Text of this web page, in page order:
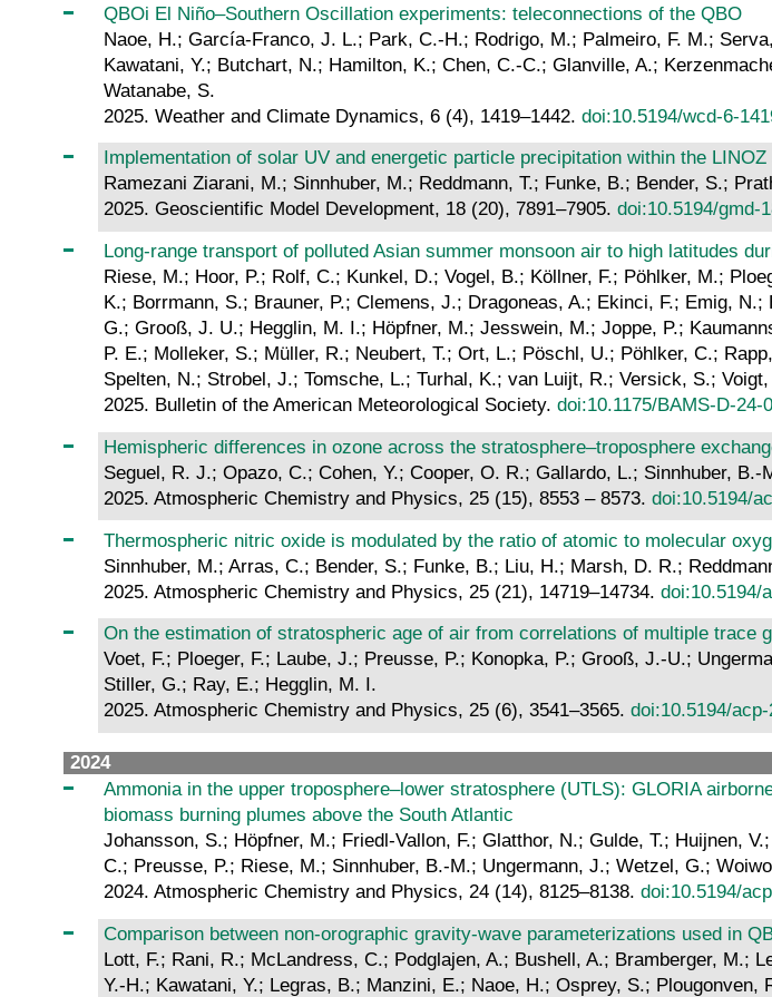
QBOi El Niño–Southern Oscillation experiments: teleconnections of the QBO
Naoe, H.; García-Franco, J. L.; Park, C.-H.; Rodrigo, M.; Palmeiro, F. M.;
Kawatani, Y.; Butchart, N.; Hamilton, K.; Chen, C.-C.; Glanville, A.;
Watanabe, S.
2025. Weather and Climate Dynamics, 6 (4), 1419–1442. doi:10.5194/wcd-6-
Implementation of solar UV and energetic particle precipitation within the
Ramezani Ziarani, M.; Sinnhuber, M.; Reddmann, T.; Funke, B.; Bender, S.;
2025. Geoscientific Model Development, 18 (20), 7891–7905. doi:10.5194/gmd-
Long-range transport of polluted Asian summer monsoon air to high latitudes
Riese, M.; Hoor, P.; Rolf, C.; Kunkel, D.; Vogel, B.; Köllner, F.; Pöhlker, M.;
K.; Borrmann, S.; Brauner, P.; Clemens, J.; Dragoneas, A.; Ekinci, F.; Emig,
G.; Grooß, J. U.; Hegglin, M. I.; Höpfner, M.; Jesswein, M.; Joppe, P.;
P. E.; Molleker, S.; Müller, R.; Neubert, T.; Ort, L.; Pöschl, U.; Pöhlker, C.;
Spelten, N.; Strobel, J.; Tomsche, L.; Turhal, K.; van Luijt, R.; Versick, S.;
2025. Bulletin of the American Meteorological Society. doi:10.1175/BAMS-D-24-
Hemispheric differences in ozone across the stratosphere–troposphere
Seguel, R. J.; Opazo, C.; Cohen, Y.; Cooper, O. R.; Gallardo, L.; Sinnhuber,
2025. Atmospheric Chemistry and Physics, 25 (15), 8553 – 8573. doi:10.5194/
Thermospheric nitric oxide is modulated by the ratio of atomic to molecular
Sinnhuber, M.; Arras, C.; Bender, S.; Funke, B.; Liu, H.; Marsh, D. R.;
2025. Atmospheric Chemistry and Physics, 25 (21), 14719–14734. doi:10.5194/
On the estimation of stratospheric age of air from correlations of multiple trace
Voet, F.; Ploeger, F.; Laube, J.; Preusse, P.; Konopka, P.; Grooß, J.-U.;
Stiller, G.; Ray, E.; Hegglin, M. I.
2025. Atmospheric Chemistry and Physics, 25 (6), 3541–3565. doi:10.5194/
2024
Ammonia in the upper troposphere–lower stratosphere (UTLS): GLORIA
biomass burning plumes above the South Atlantic
Johansson, S.; Höpfner, M.; Friedl-Vallon, F.; Glatthor, N.; Gulde, T.; Huijnen,
C.; Preusse, P.; Riese, M.; Sinnhuber, B.-M.; Ungermann, J.; Wetzel, G.;
2024. Atmospheric Chemistry and Physics, 24 (14), 8125–8138. doi:10.5194/
Comparison between non‐orographic gravity‐wave parameterizations used in
Lott, F.; Rani, R.; McLandress, C.; Podglajen, A.; Bushell, A.; Bramberger, M.;
Y.-H.; Kawatani, Y.; Legras, B.; Manzini, E.; Naoe, H.; Osprey, S.;